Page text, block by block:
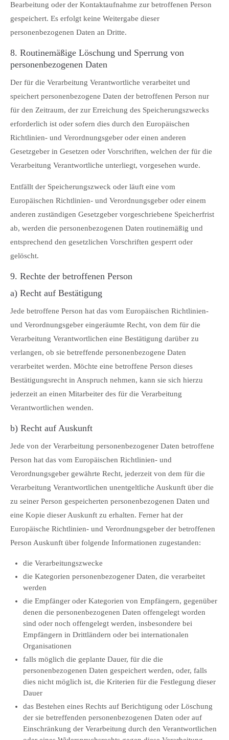
Bearbeitung oder der Kontaktaufnahme zur betroffenen Person
gespeichert. Es erfolgt keine Weitergabe dieser
personenbezogenen Daten an Dritte.
8. Routinemäßige Löschung und Sperrung von
personenbezogenen Daten
Der für die Verarbeitung Verantwortliche verarbeitet und
speichert personenbezogene Daten der betroffenen Person nur
für den Zeitraum, der zur Erreichung des Speicherungszwecks
erforderlich ist oder sofern dies durch den Europäischen
Richtlinien- und Verordnungsgeber oder einen anderen
Gesetzgeber in Gesetzen oder Vorschriften, welchen der für die
Verarbeitung Verantwortliche unterliegt, vorgesehen wurde.
Entfällt der Speicherungszweck oder läuft eine vom
Europäischen Richtlinien- und Verordnungsgeber oder einem
anderen zuständigen Gesetzgeber vorgeschriebene Speicherfrist
ab, werden die personenbezogenen Daten routinemäßig und
entsprechend den gesetzlichen Vorschriften gesperrt oder
gelöscht.
9. Rechte der betroffenen Person
a) Recht auf Bestätigung
Jede betroffene Person hat das vom Europäischen Richtlinien-
und Verordnungsgeber eingeräumte Recht, von dem für die
Verarbeitung Verantwortlichen eine Bestätigung darüber zu
verlangen, ob sie betreffende personenbezogene Daten
verarbeitet werden. Möchte eine betroffene Person dieses
Bestätigungsrecht in Anspruch nehmen, kann sie sich hierzu
jederzeit an einen Mitarbeiter des für die Verarbeitung
Verantwortlichen wenden.
b) Recht auf Auskunft
Jede von der Verarbeitung personenbezogener Daten betroffene
Person hat das vom Europäischen Richtlinien- und
Verordnungsgeber gewährte Recht, jederzeit von dem für die
Verarbeitung Verantwortlichen unentgeltliche Auskunft über die
zu seiner Person gespeicherten personenbezogenen Daten und
eine Kopie dieser Auskunft zu erhalten. Ferner hat der
Europäische Richtlinien- und Verordnungsgeber der betroffenen
Person Auskunft über folgende Informationen zugestanden:
die Verarbeitungszwecke
die Kategorien personenbezogener Daten, die verarbeitet
werden
die Empfänger oder Kategorien von Empfängern, gegenüber
denen die personenbezogenen Daten offengelegt worden
sind oder noch offengelegt werden, insbesondere bei
Empfängern in Drittländern oder bei internationalen
Organisationen
falls möglich die geplante Dauer, für die die
personenbezogenen Daten gespeichert werden, oder, falls
dies nicht möglich ist, die Kriterien für die Festlegung dieser
Dauer
das Bestehen eines Rechts auf Berichtigung oder Löschung
der sie betreffenden personenbezogenen Daten oder auf
Einschränkung der Verarbeitung durch den Verantwortlichen